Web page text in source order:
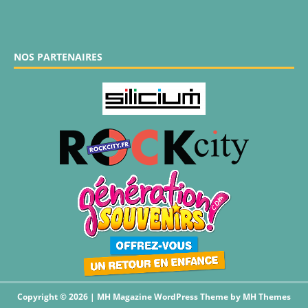
NOS PARTENAIRES
Copyright © 2026 | MH Magazine WordPress Theme by MH Themes